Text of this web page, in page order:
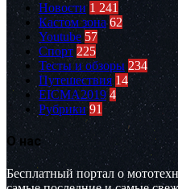
Новости 1 241
Кастом зона 62
Youtube 57
Спорт 225
Тесты и обзоры 234
Путешествия 14
EICMA2019 4
Рубрики 91
О нас
Бесплатный портал о